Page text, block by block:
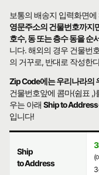
보통의 배송지 입력화면
영문주소의 건물번호까지
호수, 동 또는 층수 동을
니다. 해외의 경우 건물번
의 거꾸로, 반대로 작성한
Zip Code에는 우리나라의
건물번호앞에 콤마(쉼표 ,)
우는 아래Ship to Address
입니다!
Ship
to Address
(